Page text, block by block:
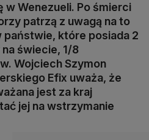
w Wenezueli. Po śmierci
patrzą z uwagą na to
państwie, które posiada 2
świecie, 1/8
Wojciech Szymon
Efix uważa, że
jest za kraj
jej na wstrzymanie